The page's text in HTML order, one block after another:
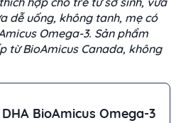
dễ uống, không tanh, mẹ có
Omega-3. Sản phẩm
từ BioAmicus Canada, không
DHA BioAmicus Omega-3